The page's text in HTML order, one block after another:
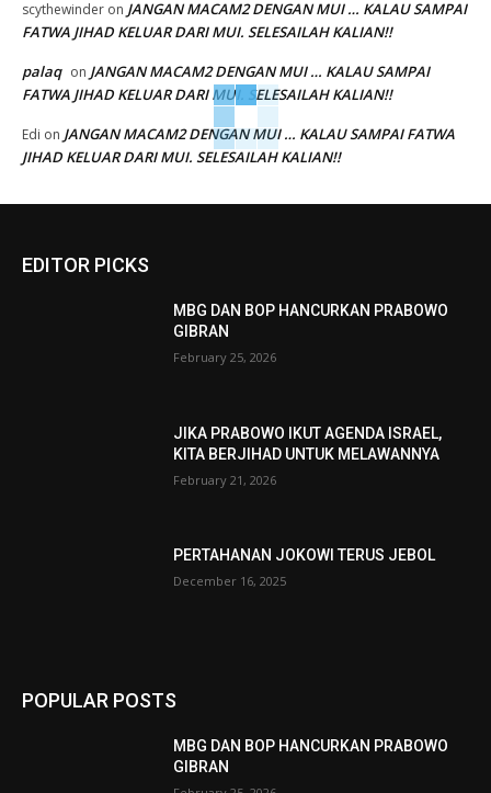
scythewinder on JANGAN MACAM2 DENGAN MUI … KALAU SAMPAI
FATWA JIHAD KELUAR DARI MUI. SELESAILAH KALIAN!!
palaq on JANGAN MACAM2 DENGAN MUI … KALAU SAMPAI
FATWA JIHAD KELUAR DARI MUI. SELESAILAH KALIAN!!
Edi on JANGAN MACAM2 DENGAN MUI … KALAU SAMPAI FATWA
JIHAD KELUAR DARI MUI. SELESAILAH KALIAN!!
EDITOR PICKS
MBG DAN BOP HANCURKAN PRABOWO
GIBRAN
February 25, 2026
JIKA PRABOWO IKUT AGENDA ISRAEL,
KITA BERJIHAD UNTUK MELAWANNYA
February 21, 2026
PERTAHANAN JOKOWI TERUS JEBOL
December 16, 2025
POPULAR POSTS
MBG DAN BOP HANCURKAN PRABOWO
GIBRAN